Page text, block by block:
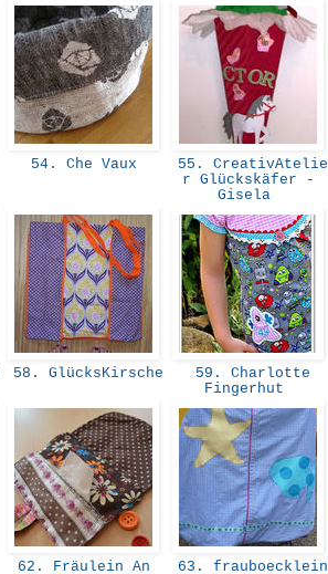
54. Che Vaux
55. CreativAtelie
r Glückskäfer -
Gisela
58. GlücksKirsche
59. Charlotte
Fingerhut
62. Fräulein An 63. frauboecklein